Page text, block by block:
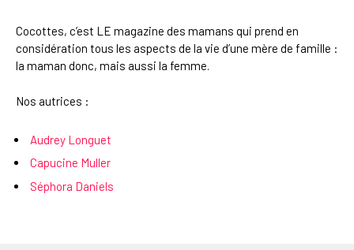
Cocottes, c’est LE magazine des mamans qui prend en
considération tous les aspects de la vie d’une mère de famille :
la maman donc, mais aussi la femme.
Nos autrices :
Audrey Longuet
Capucine Muller
Séphora Daniels